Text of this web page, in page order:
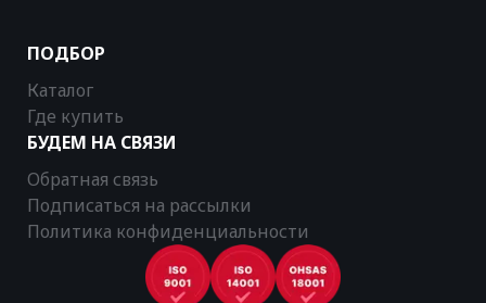
ПОДБОР
Каталог
Где купить
БУДЕМ НА СВЯЗИ
Обратная связь
Подписаться на рассылки
Политика конфиденциальности